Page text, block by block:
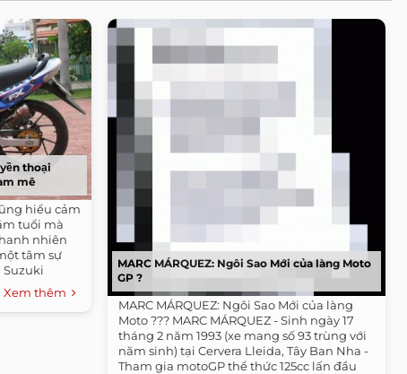
thoại
mê
hiểu cảm
tuổi mà
nhiên
tâm sự
Xem thêm
MARC MÁRQUEZ: Ngôi Sao Mới của làng Moto
GP ?
MARC MÁRQUEZ: Ngôi Sao Mới của làng
Moto ??? MARC MÁRQUEZ - Sinh ngày 17
tháng 2 năm 1993 (xe mang số 93 trùng với
năm sinh) tại Cervera Lleida, Tây Ban Nha -
Tham gia motoGP thể thức 125cc lấn đầu